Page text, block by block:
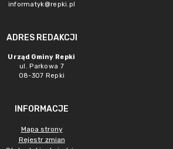
informatyk@repki.pl
ADRES REDAKCJI
Urząd Gminy Repki
ul. Parkowa 7
08-307 Repki
INFORMACJE
Mapa strony
Rejestr zmian